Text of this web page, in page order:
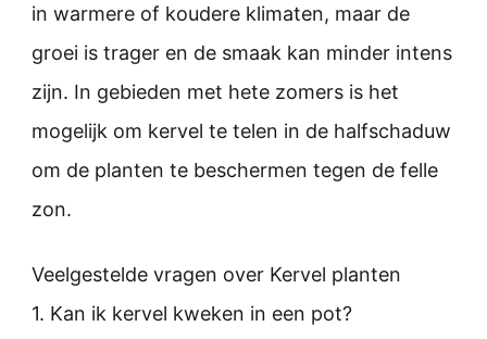
in warmere of koudere klimaten, maar de
groei is trager en de smaak kan minder intens
zijn. In gebieden met hete zomers is het
mogelijk om kervel te telen in de halfschaduw
om de planten te beschermen tegen de felle
zon.
Veelgestelde vragen over Kervel planten
1. Kan ik kervel kweken in een pot?